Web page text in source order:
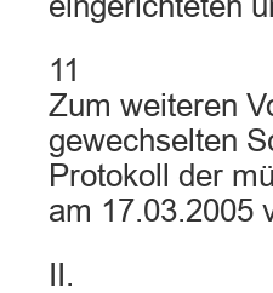
11
Zum weiteren
gewechselten
Protokoll der
am 17.03.2005
II.